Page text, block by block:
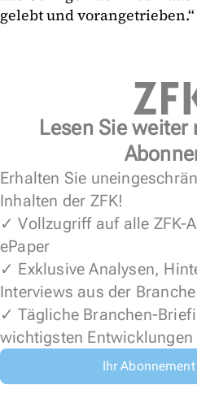
gelebt und vorangetrieben.“
Lesen Sie weiter
Erhalten Sie
Inhalten der ZFK!
✓ Vollzugriff auf alle ZFK-
ePaper
✓ Exklusive Analysen,
Interviews aus der Branche
✓ Tägliche Branchen-
wichtigsten Entwicklungen
Ihr